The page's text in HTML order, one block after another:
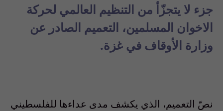
جزء لا يتجزّأ من التنظيم العالمي لحركة
الاخوان المسلمين، التعميم الصادر عن
وزارة الأوقاف في غزة.
نصّ التعميم، الذي يكشف مدى عداءها للفلسطيني